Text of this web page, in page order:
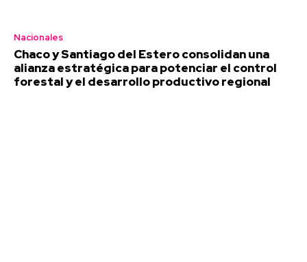
Nacionales
Chaco y Santiago del Estero consolidan una
alianza estratégica para potenciar el control
forestal y el desarrollo productivo regional